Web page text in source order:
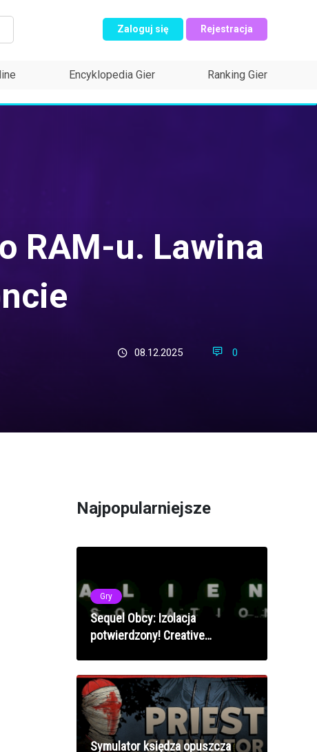
Zaloguj się Rejestracja
Encyklopedia Gier Ranking Gier
RAM-u. Lawina
08.12.2025 0
Najpopularniejsze
Gry
Sequel Obcy: Izolacja
potwierdzony! Creative
Symulator księdza opuszcza